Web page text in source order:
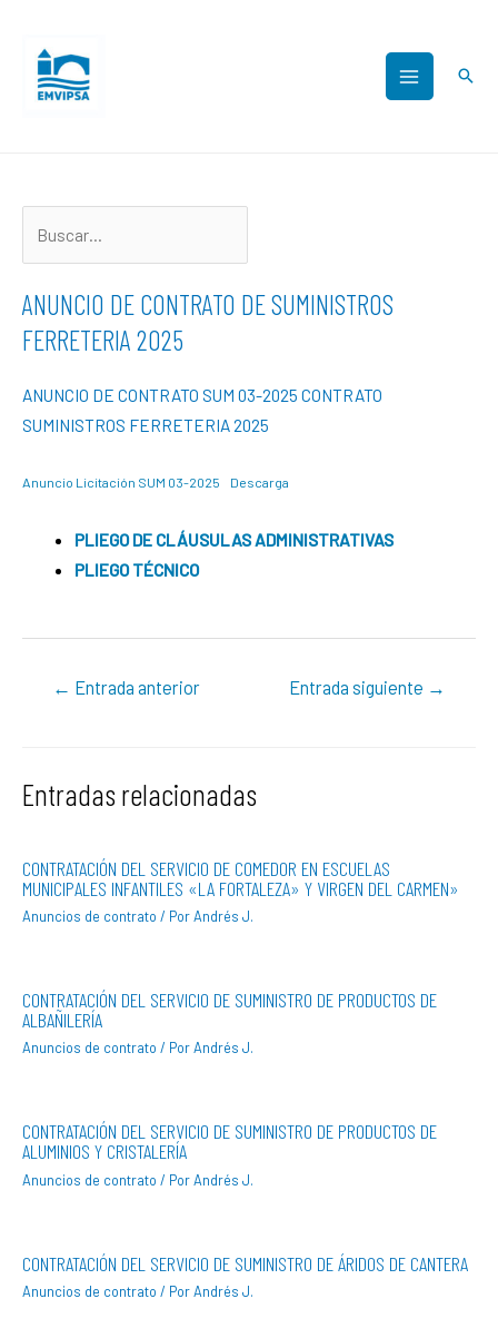
ANUNCIO DE CONTRATO DE SUMINISTROS
FERRETERIA 2025
ANUNCIO DE CONTRATO SUM 03-2025 CONTRATO
SUMINISTROS FERRETERIA 2025
Anuncio Licitación SUM 03-2025 Descarga
PLIEGO DE CLÁUSULAS ADMINISTRATIVAS
PLIEGO TÉCNICO
← Entrada anterior Entrada siguiente →
Entradas relacionadas
CONTRATACIÓN DEL SERVICIO DE COMEDOR EN ESCUELAS
MUNICIPALES INFANTILES «LA FORTALEZA» Y VIRGEN DEL CARMEN»
Anuncios de contrato / PorAndrés J.
CONTRATACIÓN DEL SERVICIO DE SUMINISTRO DE PRODUCTOS DE
ALBAÑILERÍA
Anuncios de contrato / PorAndrés J.
CONTRATACIÓN DEL SERVICIO DE SUMINISTRO DE PRODUCTOS DE
ALUMINIOS Y CRISTALERÍA
Anuncios de contrato / PorAndrés J.
CONTRATACIÓN DEL SERVICIO DE SUMINISTRO DE ÁRIDOS DE CANTERA
Anuncios de contrato / PorAndrés J.